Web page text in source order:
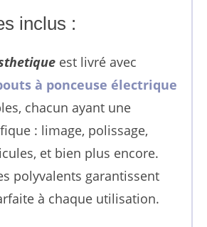
inclus :
est livré avec
à ponceuse électrique
chacun ayant une
: limage, polissage,
et bien plus encore.
polyvalents garantissent
à chaque utilisation.